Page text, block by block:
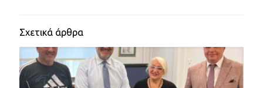
Σχετικά άρθρα